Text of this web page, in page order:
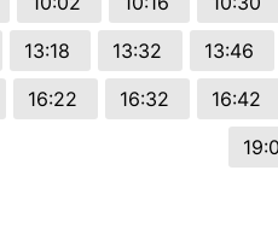
13:18 13:32 13:46
16:22 16:32 16:42